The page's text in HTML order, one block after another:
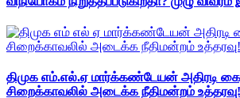
திமுக எம்.எல்.ஏ மார்க்கண்டேயன் அதிரடி
சிறைக்காவலில் அடைக்க நீதிமன்றம் உத்தரவு!